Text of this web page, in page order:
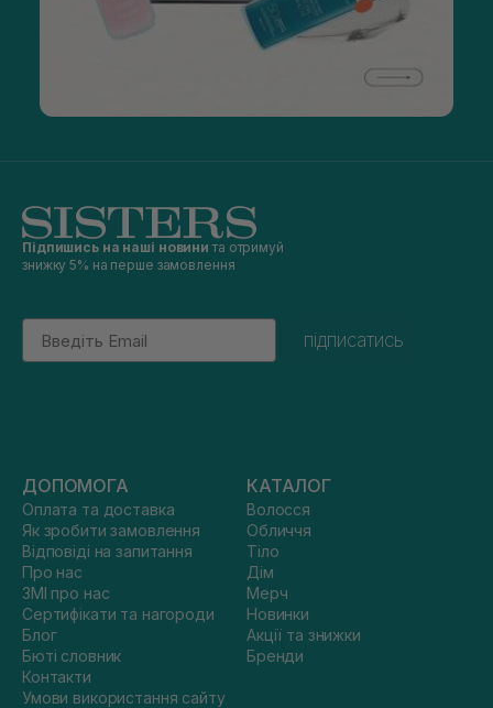
Підпишись на наші новини та отримуй
знижку 5% на перше замовлення
Email
підписатись
ДОПОМОГА
Оплата та доставка
Як зробити замовлення
Відповіді на запитання
Про нас
ЗМІ про нас
Сертифікати та нагороди
Блог
Бюті словник
Контакти
Умови використання сайту
КАТАЛОГ
Волосся
Обличчя
Тіло
Дім
Мерч
Новинки
Акції та знижки
Бренди